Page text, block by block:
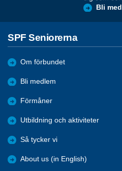
Bli
SPF Seniorerna
Om förbundet
Bli medlem
Förmåner
Utbildning och aktiviteter
Så tycker vi
About us (in English)